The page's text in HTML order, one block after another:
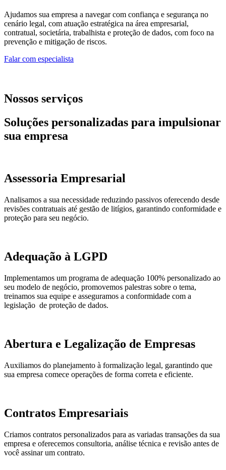
Ajudamos sua empresa a navegar com confiança e segurança no
cenário legal, com atuação estratégica na área empresarial,
contratual, societária, trabalhista e proteção de dados, com foco na
prevenção e mitigação de riscos.
Falar com especialista
Nossos serviços
Soluções personalizadas para impulsionar
sua empresa
Assessoria Empresarial
Analisamos a sua necessidade reduzindo passivos oferecendo desde
revisões contratuais até gestão de litígios, garantindo conformidade e
proteção para seu negócio.
Adequação à LGPD
Implementamos um programa de adequação 100% personalizado ao
seu modelo de negócio, promovemos palestras sobre o tema,
treinamos sua equipe e asseguramos a conformidade com a
legislação de proteção de dados.
Abertura e Legalização de Empresas
Auxiliamos do planejamento à formalização legal, garantindo que
sua empresa comece operações de forma correta e eficiente.
Contratos Empresariais
Criamos contratos personalizados para as variadas transações da sua
empresa e oferecemos consultoria, análise técnica e revisão antes de
você assinar um contrato.